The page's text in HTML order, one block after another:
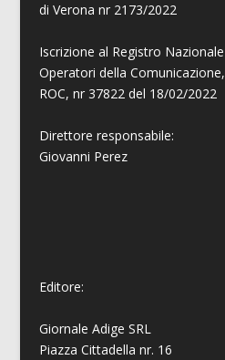
di Verona nr 2173/2022
Iscrizione al Registro Nazionale
Operatori della Comunicazione,
ROC, nr 37822 del 18/02/2022
Direttore responsabile:
Giovanni Perez
Editore:
Giornale Adige SRL
Piazza Cittadella nr. 16